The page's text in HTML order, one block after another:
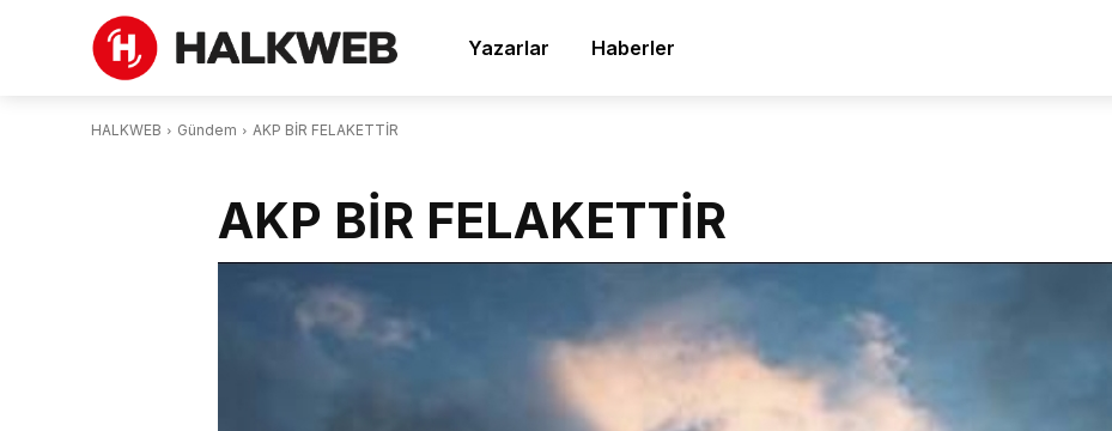
Yazarlar Haberler
HALKWEB Gündem AKP BİR FELAKETTİR
AKP BİR FELAKETTİR